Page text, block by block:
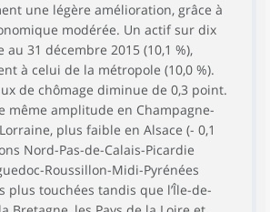
une légère amélioration, grâce à
modérée. Un actif sur dix
au 31 décembre 2015 (10,1 %),
à celui de la métropole (10,0 %).
de chômage diminue de 0,3 point.
même amplitude en Champagne-
plus faible en Alsace (- 0,1
Nord-Pas-de-Calais-Picardie
Roussillon-Midi-Pyrénées
plus touchées tandis que l’Île-de-